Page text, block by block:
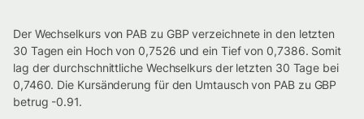
Der Wechselkurs von PAB zu GBP verzeichnete in den letzten
30 Tagen ein Hoch von 0,7526 und ein Tief von 0,7386. Somit
lag der durchschnittliche Wechselkurs der letzten 30 Tage bei
0,7460. Die Kursänderung für den Umtausch von PAB zu GBP
betrug -0.91.